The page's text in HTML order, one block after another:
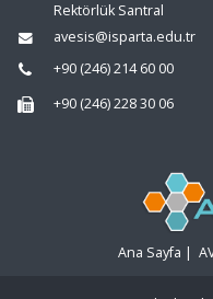
Rektörlük Santral
avesis@isparta.edu.tr
+90 (246) 214 60 00
+90 (246) 228 30 06
Ana Sayfa |